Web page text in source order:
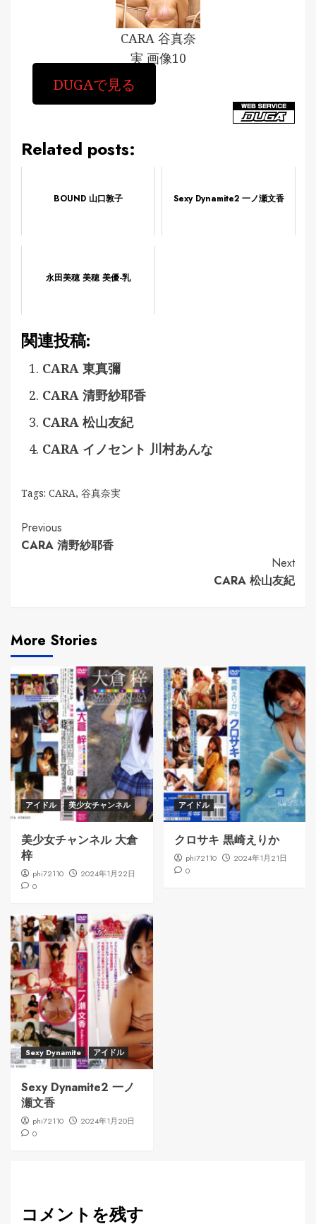
CARA 谷真奈
実 画像10
DUGAで見る
Related posts:
BOUND 山口敦子 Sexy Dynamite2 一ノ瀬文香
永田美穂 美穂 美優-乳
関連投稿:
CARA 東真彌
CARA 清野紗耶香
CARA 松山友紀
CARA イノセント 川村あんな
Tags: CARA, 谷真奈実
Continue
Reading
Previous
CARA 清野紗耶香
Next
CARA 松山友紀
More Stories
アイドル 美少女チャンネル
美少女チャンネル 大倉
梓
phi72110
2024年1月22日
0
アイドル
クロサキ 黒崎えりか
phi72110
2024年1月21日
0
Sexy Dynamite アイドル
Sexy Dynamite2 一ノ
瀬文香
phi72110
2024年1月20日
0
コメントを残す